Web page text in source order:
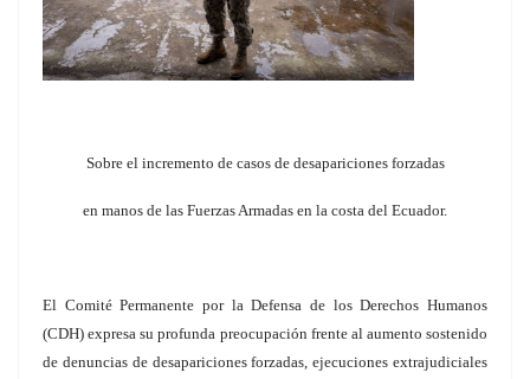
Sobre el incremento de casos de desapariciones forzadas
en manos de las Fuerzas Armadas en la costa del Ecuador.
El Comité Permanente por la Defensa de los Derechos Humanos
(CDH) expresa su profunda preocupación frente al aumento sostenido
de denuncias de desapariciones forzadas, ejecuciones extrajudiciales